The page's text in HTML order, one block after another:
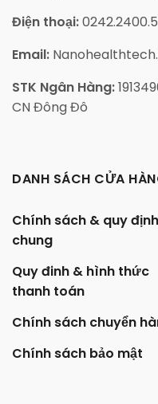
Điện thoại:
Email:
STK Ngân Hàng:
CN Đông Đô
DANH SÁCH CỬA
Chính sách & quy định
chung
Quy đinh & hình thức
thanh toán
Chính sách chuyển
Chính sách bảo mật